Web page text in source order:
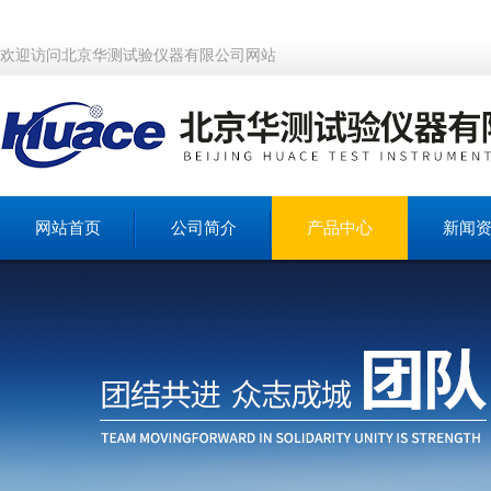
欢迎访问北京华测试验仪器有限公司网站
网站首页 公司简介 产品中心 新闻